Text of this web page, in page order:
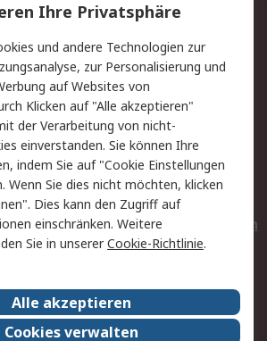
Lieferlösungen
Kontakt
Privatkunden
Datenschutz
Zahlungsbedingungen
Entsorgung
Elektrogeräte/Batterien
RS weltweit
Nachhaltigkeit
Ihre Privatsphäre
und andere Technologien zur
zur Personalisierung und
auf Websites von
Klicken auf "Alle akzeptieren"
der Verarbeitung von nicht-
einverstanden. Sie können Ihre
indem Sie auf "Cookie Einstellungen
Wenn Sie dies nicht möchten, klicken
Dies kann den Zugriff auf
einschränken. Weitere
Sie in unsererCookie-Richtlinie.
Alle akzeptieren
Cookies verwalten